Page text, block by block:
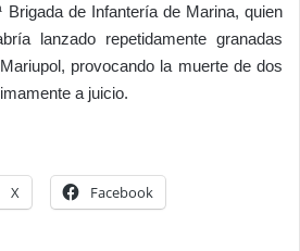
Brigada de Infantería de Marina, quien
lanzado repetidamente granadas
provocando la muerte de dos
a juicio.
X Facebook